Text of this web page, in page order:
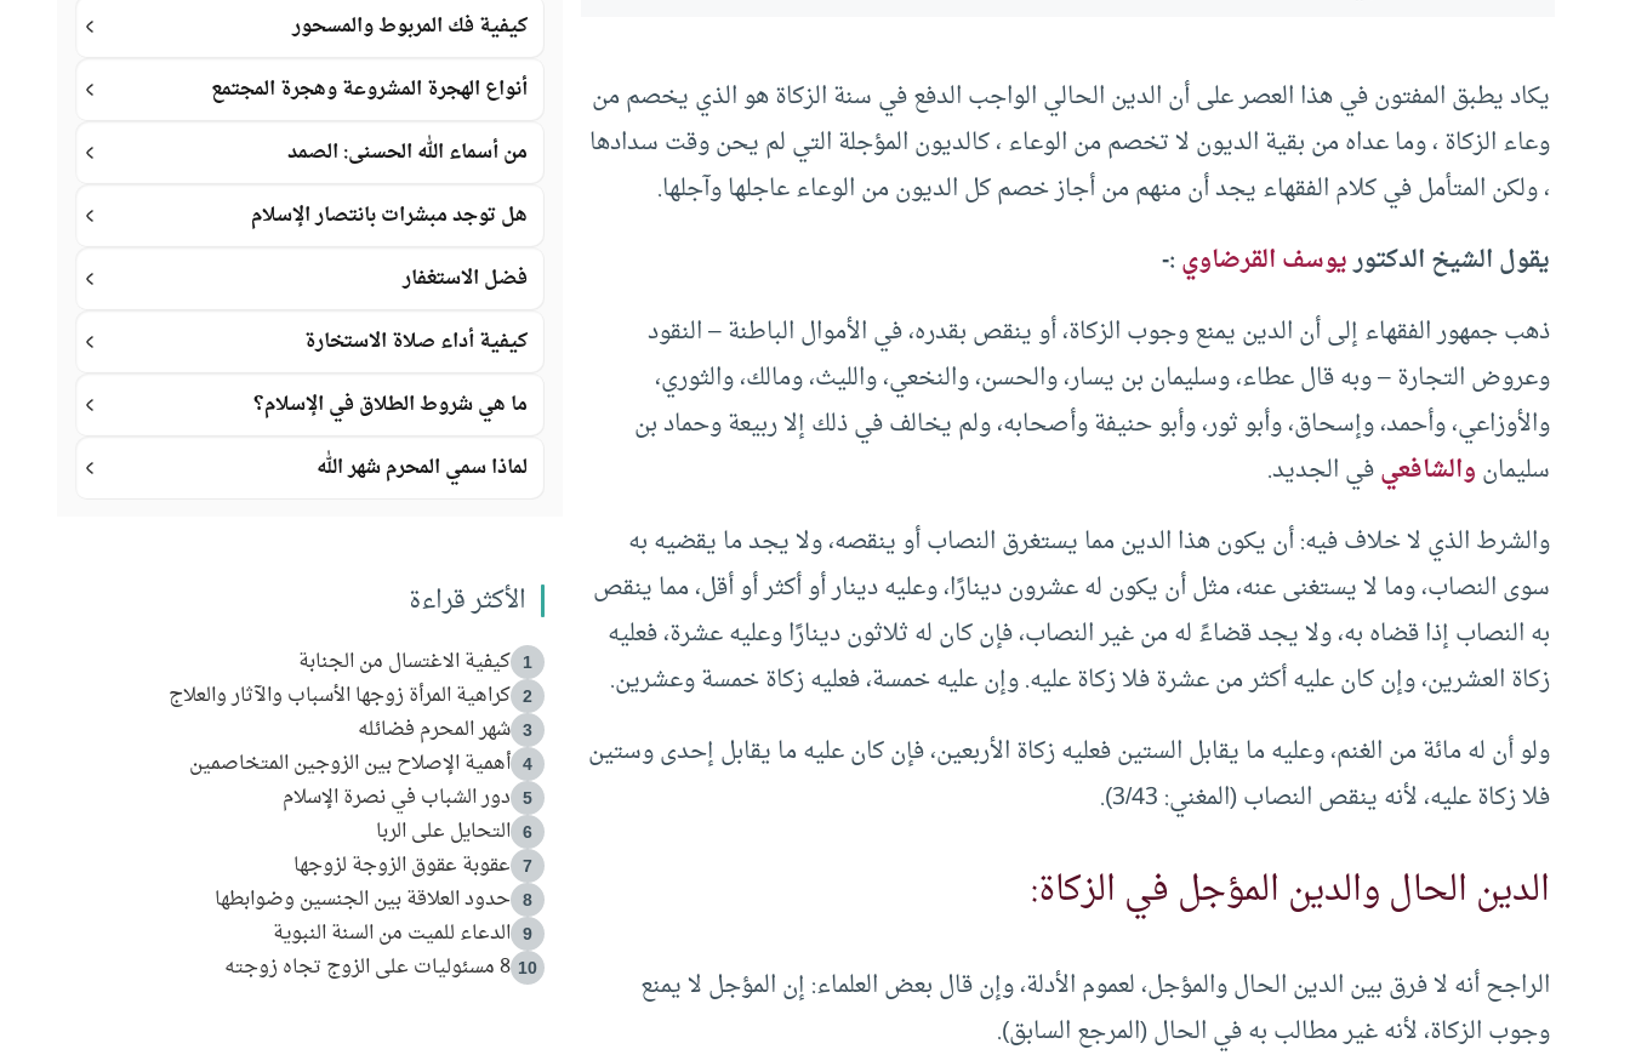
يكاد يطبق المفتون في هذا العصر على أن الدين الحالي الواجب الدفع في سنة الزكاة هو الذي يخصم من
وعاء الزكاة ، وما عداه من بقية الديون لا تخصم من الوعاء ، كالديون المؤجلة التي لم يحن وقت سدادها
، ولكن المتأمل في كلام الفقهاء يجد أن منهم من أجاز خصم كل الديون من الوعاء عاجلها وآجلها.
يقول الشيخ الدكتوريوسف القرضاوي:-
ذهب جمهور الفقهاء إلى أن الدين يمنع وجوب الزكاة، أو ينقص بقدره، في الأموال الباطنة – النقود
وعروض التجارة – وبه قال عطاء، وسليمان بن يسار، والحسن، والنخعي، والليث، ومالك، والثوري،
والأوزاعي، وأحمد، وإسحاق، وأبو ثور، وأبو حنيفة وأصحابه، ولم يخالف في ذلك إلا ربيعة وحماد بن
سليمانوالشافعيفي الجديد.
والشرط الذي لا خلاف فيه: أن يكون هذا الدين مما يستغرق النصاب أو ينقصه، ولا يجد ما يقضيه به
سوى النصاب، وما لا يستغنى عنه، مثل أن يكون له عشرون دينارًا، وعليه دينار أو أكثر أو أقل، مما ينقص
به النصاب إذا قضاه به، ولا يجد قضاءً له من غير النصاب، فإن كان له ثلاثون دينارًا وعليه عشرة، فعليه
زكاة العشرين، وإن كان عليه أكثر من عشرة فلا زكاة عليه. وإن عليه خمسة، فعليه زكاة خمسة وعشرين.
ولو أن له مائة من الغنم، وعليه ما يقابل الستين فعليه زكاة الأربعين، فإن كان عليه ما يقابل إحدى وستين
فلا زكاة عليه، لأنه ينقص النصاب (المغني: 3/43).
الدين الحال والدين المؤجل في الزكاة:
الراجح أنه لا فرق بين الدين الحال والمؤجل، لعموم الأدلة، وإن قال بعض العلماء: إن المؤجل لا يمنع
وجوب الزكاة، لأنه غير مطالب به في الحال (المرجع السابق).
كيفية فك المربوط والمسحور
أنواع الهجرة المشروعة وهجرة المجتمع
من أسماء الله الحسنى: الصمد
هل توجد مبشرات بانتصار الإسلام
فضل الاستغفار
كيفية أداء صلاة الاستخارة
ما هي شروط الطلاق في الإسلام؟
لماذا سمي المحرم شهر الله
الأكثر قراءة
1 كيفية الاغتسال من الجنابة
2 كراهية المرأة زوجها الأسباب والآثار والعلاج
3 شهر المحرم فضائله
4 أهمية الإصلاح بين الزوجين المتخاصمين
5 دور الشباب في نصرة الإسلام
6 التحايل على الربا
7 عقوبة عقوق الزوجة لزوجها
8 حدود العلاقة بين الجنسين وضوابطها
9 الدعاء للميت من السنة النبوية
10 8 مسئوليات على الزوج تجاه زوجته